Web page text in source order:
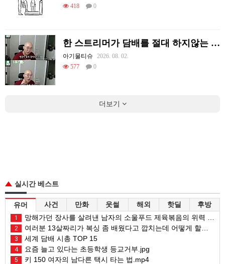
418
0
한 스트리머가 담배를 절대 하지않는 이유
아기물티슈
2026. 08. 02.
577
0
더보기
실시간 베스트
유머 사건 만화 웃썰 해외 핫딜 후방
1 망해가던 장사를 살려낸 남자의 소울푸드 제육볶음의 위력 ㅋㅋ
2 여러분 13살짜리가 복싱 좀 배웠다고 깝치는데 어떻게 할까요?
3 세계 담배 시총 TOP 15
4 요즘 늘고 있다는 초등학생 등교거부.jpg
5 키 150 여자의 남다른 택시 타는 법.mp4